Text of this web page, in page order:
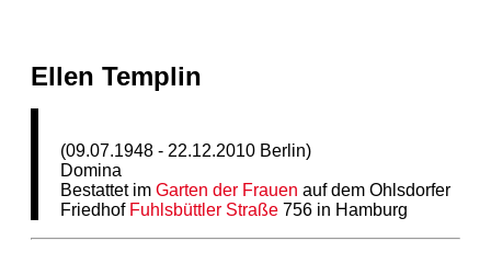
Ellen Templin
(09.07.1948 - 22.12.2010 Berlin)
Domina
Bestattet imGarten der Frauen auf dem Ohlsdorfer
Friedhof Fuhlsbüttler Straße 756 in Hamburg